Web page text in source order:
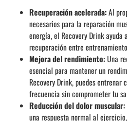
Recuperación acelerada:Al
necesarios para la reparación
energía, el Recovery Drink
recuperación entre
Mejora del rendimiento: Una
esencial para mantener un
Recovery Drink, puedes entrenar
frecuencia sin comprometer tu
Reducción del dolor muscular:
una respuesta normal al